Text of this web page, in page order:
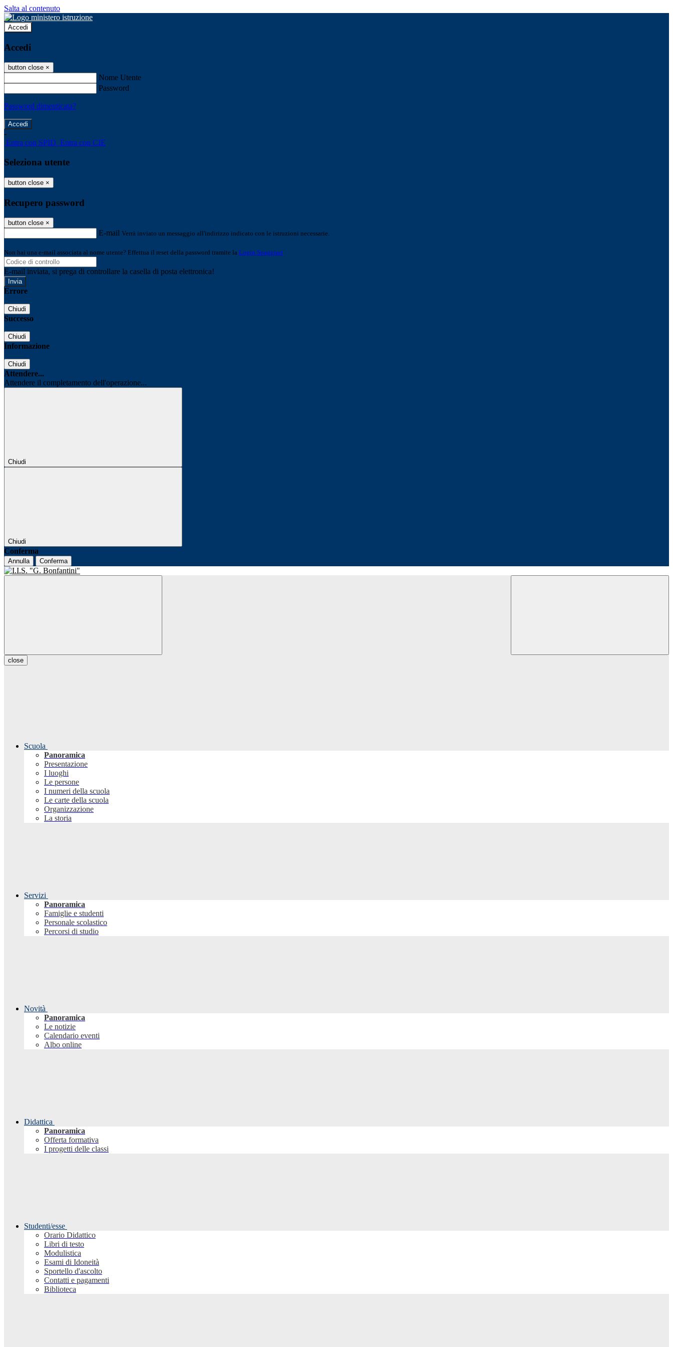
Salta al contenuto
Accedi
Accedi
button close ×
Nome Utente
Password
Password dimenticata?
-
Entra con SPID Entra con CIE
Seleziona utente
button close ×
Recupero password
button close ×
E-mail Verrà inviato un messaggio all'indirizzo indicato con le istruzioni necessarie.
Non hai una e-mail associata al nome utente? Effettua il reset della password tramite la Login Spaggiari
E-mail inviata, si prega di controllare la casella di posta elettronica!
Errore
Chiudi
Successo
Chiudi
Informazione
Chiudi
Attendere...
Attendere il completamento dell'operazione...
Chiudi
Chiudi
Conferma
Annulla Conferma
close
Scuola
Panoramica
Presentazione
I luoghi
Le persone
I numeri della scuola
Le carte della scuola
Organizzazione
La storia
Servizi
Panoramica
Famiglie e studenti
Personale scolastico
Percorsi di studio
Novità
Panoramica
Le notizie
Calendario eventi
Albo online
Didattica
Panoramica
Offerta formativa
I progetti delle classi
Studenti/esse
Orario Didattico
Libri di testo
Modulistica
Esami di Idoneità
Sportello d'ascolto
Contatti e pagamenti
Biblioteca